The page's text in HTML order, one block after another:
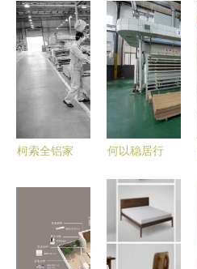
柯索全铝家
品质生活
何以稳居行
干山板材领
跑动力剖析